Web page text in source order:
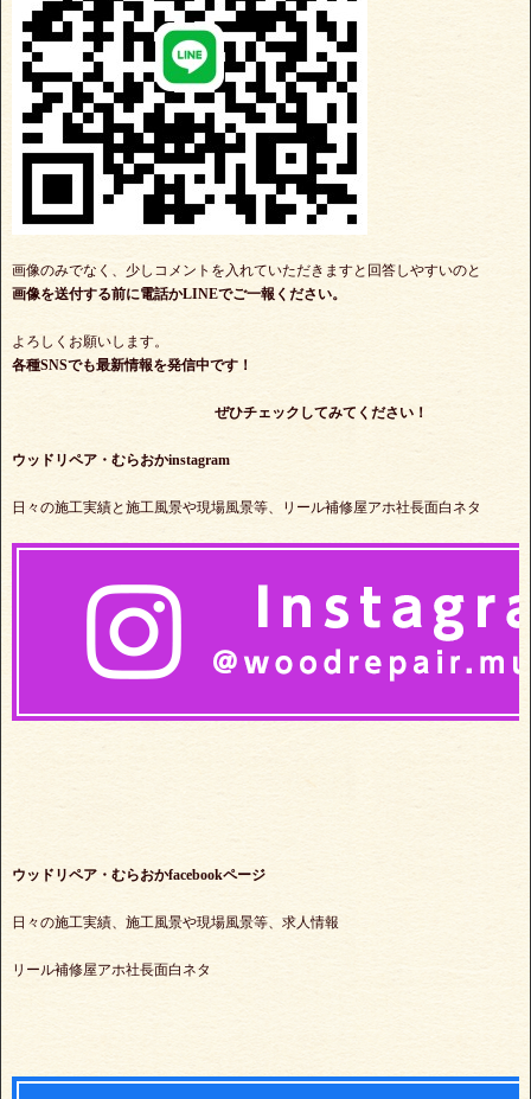
画像のみでなく、少しコメントを入れていただきますと回答しやすいのと
画像を送付する前に電話かLINEでご一報ください。
よろしくお願いします。
各種SNSでも最新情報を発信中です！
ぜひチェックしてみてください！
ウッドリペア・むらおかinstagram
日々の施工実績と施工風景や現場風景等、リール補修屋アホ社長面白ネタ
ウッドリペア・むらおかfacebookページ
日々の施工実績、施工風景や現場風景等、求人情報
リール補修屋アホ社長面白ネタ